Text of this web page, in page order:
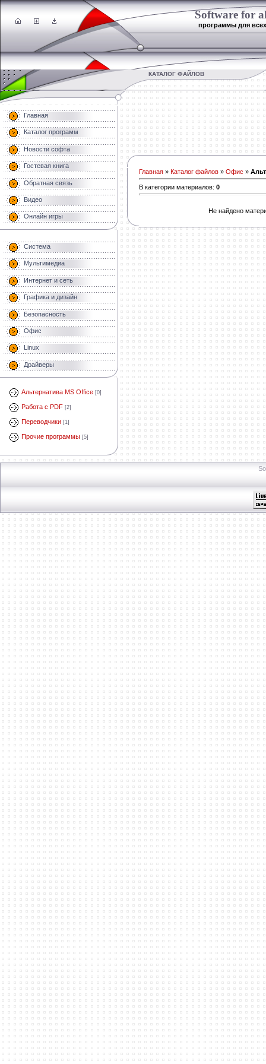
Software for
программы для всех
КАТАЛОГ ФАЙЛОВ
Главная
Каталог программ
Новости софта
Гостевая книга
Обратная связь
Видео
Онлайн игры
Система
Мультимедиа
Интернет и сеть
Графика и дизайн
Безопасность
Офис
Linux
Драйверы
Альтернатива MS Office [0]
Работа с PDF [2]
Переводчики [1]
Прочие программы [5]
Главная » Каталог файлов » Офис »
В категории материалов: 0
Не найдено